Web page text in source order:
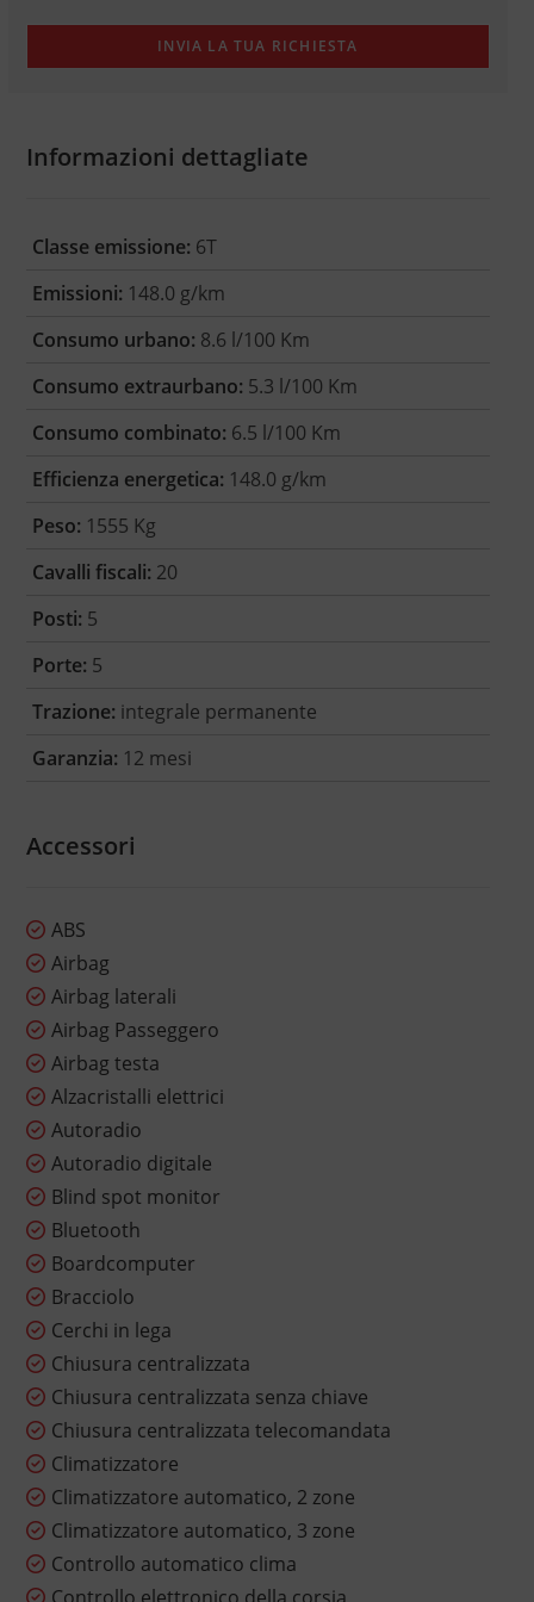
Informazioni dettagliate
Classe emissione: 6T
Emissioni: 148.0 g/km
Consumo urbano: 8.6 l/100 Km
Consumo extraurbano: 5.3 l/100 Km
Consumo combinato: 6.5 l/100 Km
Efficienza energetica: 148.0 g/km
Peso: 1555 Kg
Cavalli fiscali: 20
Posti: 5
Porte: 5
Trazione: integrale permanente
Garanzia: 12 mesi
Accessori
ABS
Airbag
Airbag laterali
Airbag Passeggero
Airbag testa
Alzacristalli elettrici
Autoradio
Autoradio digitale
Blind spot monitor
Bluetooth
Boardcomputer
Bracciolo
Cerchi in lega
Chiusura centralizzata
Chiusura centralizzata senza chiave
Chiusura centralizzata telecomandata
Climatizzatore
Climatizzatore automatico, 2 zone
Climatizzatore automatico, 3 zone
Controllo automatico clima